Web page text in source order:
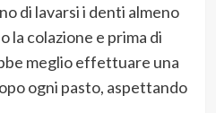
di lavarsi i denti almeno
la colazione e prima di
meglio effettuare una
ogni pasto, aspettando